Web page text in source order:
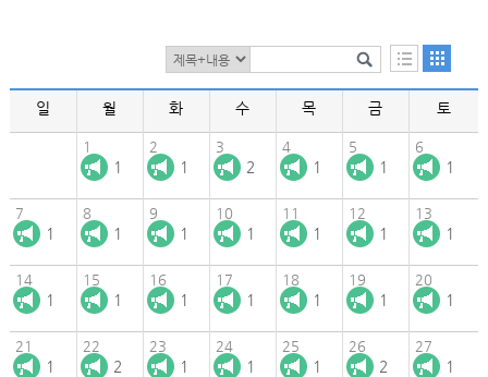
일 월 화 수 목 금 토
1
1
2
1
3
2
4
1
5
1
6
1
7
1
8
1
9
1
10
1
11
1
12
1
13
1
14
1
15
1
16
1
17
1
18
1
19
1
20
1
21
1
22
2
23
1
24
1
25
1
26
2
27
1